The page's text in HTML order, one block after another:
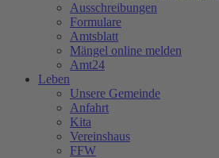
Ausschreibungen
Formulare
Amtsblatt
Mängel online melden
Amt24
Leben
Unsere Gemeinde
Anfahrt
Kita
Vereinshaus
FFW